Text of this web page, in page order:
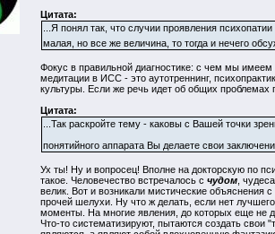
Цитата:
...Я понял так, что случии проявления
малая, но все же величина, то тогда и нечего
Фокус в правильной диагностике: с чем мы
медитации в ИСС - это аутотреннинг,
культуры. Если же речь идет об общих проблемах
Цитата:
...Так раскройте тему - каковы с Вашей точки
понятийного аппарата Вы делаете свои
Ух ты! Ну и вопросец! Вполне на докторскую по
такое. Человечество встречалось с чудом,
велик. Вот и возникали мистические объяснения
прочей шелухи. Ну что ж делать, если нет
моменты. На многие явления, до которых еще не
Что-то систематизируют, пытаются создать